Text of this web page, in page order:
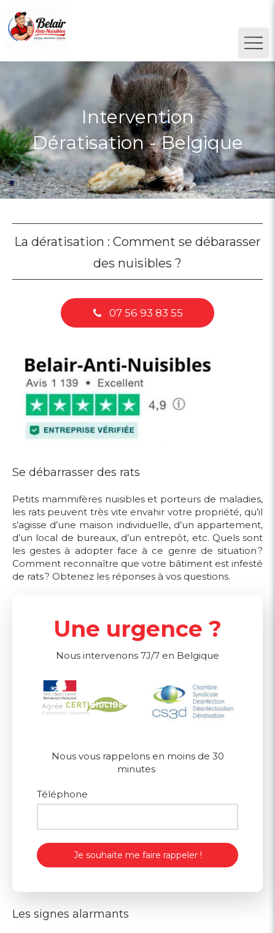
Intervention
Dératisation - Belgique
La dératisation : Comment se débarasser
des nuisibles ?
07 56 93 83 55
Se débarrasser des rats
Petits mammifères nuisibles et porteurs de maladies,
les rats peuvent très vite envahir votre propriété, qu’il
s’agisse d’une maison individuelle, d’un appartement,
d’un local de bureaux, d’un entrepôt, etc. Quels sont
les gestes à adopter face à ce genre de situation ?
Comment reconnaître que votre bâtiment est infesté
de rats ? Obtenez les réponses à vos questions.
Une urgence ?
Nous intervenons 7J/7 en Belgique
Nous vous rappelons en moins de 30
minutes
Téléphone
Je souhaite me faire rappeler !
Les signes alarmants